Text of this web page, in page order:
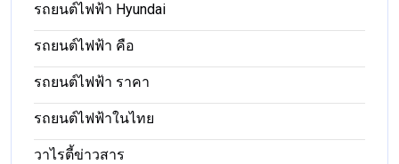
รถยนต์ไฟฟ้า Hyundai
รถยนต์ไฟฟ้า คือ
รถยนต์ไฟฟ้า ราคา
รถยนต์ไฟฟ้าในไทย
วาไรตี้ข่าวสาร